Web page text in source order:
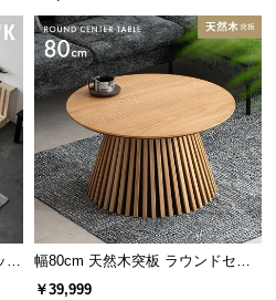
証」
失など予期せぬトラブルに
3ヶ月以内に不具合が発生
換させて頂きます。
ト
幅80cm 天然木突板 ラウンドセン
ターテーブル 美しい格子デザイン
￥39,999